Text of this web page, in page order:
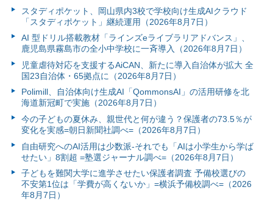
スタディポケット、岡山県内3校で学校向け生成AIクラウド
「スタディポケット」継続運用（2026年8月7日）
AI 型ドリル搭載教材「ラインズeライブラリアドバンス」、
鹿児島県霧島市の全小中学校に一斉導入（2026年8月7日）
児童虐待対応を支援するAiCAN、新たに導入自治体が拡大 全
国23自治体・65拠点に（2026年8月7日）
Polimill、自治体向け生成AI「QommonsAI」の活用研修を北
海道新冠町で実施（2026年8月7日）
今の子どもの夏休み、親世代と何が違う？保護者の73.5％が
変化を実感=朝日新聞社調べ=（2026年8月7日）
自由研究へのAI活用は少数派-それでも「AIは小学生から学ば
せたい」8割超 =塾選ジャーナル調べ=（2026年8月7日）
子どもを難関大学に進学させたい保護者調査 予備校選びの
不安第1位は「学費が高くないか」=横浜予備校調べ=（2026
年8月7日）